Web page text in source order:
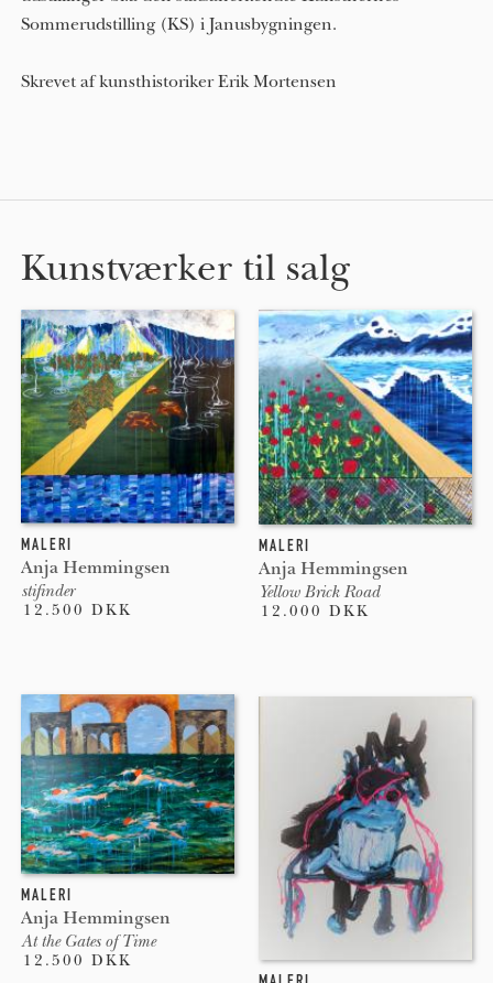
Sommerudstilling (KS) i Janusbygningen.
Skrevet af kunsthistoriker Erik Mortensen
Kunstværker til salg
MALERI
Anja Hemmingsen
stifinder
12.500 DKK
MALERI
Anja Hemmingsen
Yellow Brick Road
12.000 DKK
MALERI
Anja Hemmingsen
At the Gates of Time
12.500 DKK